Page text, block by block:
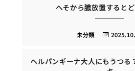
へそから膿放置すると
未分類
ヘルパンギーナ大人にもうつる